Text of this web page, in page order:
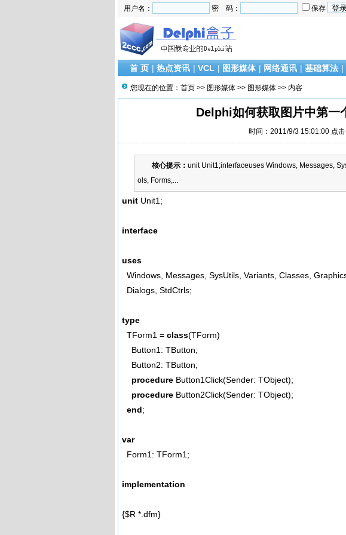
用户名： 密 码： 保存
首 页 | 热点资讯 | VCL | 图形媒体 | 网络通讯 | 基础算法 |
您现在的位置： 首页 >> 图形媒体 >> 图形媒体 >> 内容
Delphi如何获取图片中第一
时间：2011/9/3 15:01:00 点击
核心提示： unit Unit1;interfaceuses Windows, Messages,
ols, Forms,...
unit Unit1;
interface
uses
Windows, Messages, SysUtils, Variants, Classes,
Dialogs, StdCtrls;
type
TForm1 = class(TForm)
Button1: TButton;
Button2: TButton;
procedure Button1Click(Sender: TObject);
procedure Button2Click(Sender: TObject);
end;
var
Form1: TForm1;
implementation
{$R *.dfm}